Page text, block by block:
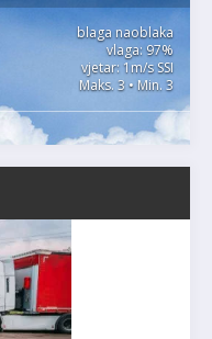
blaga naoblaka
vlaga: 97%
vjetar: 1m/s SSI
Maks. 3 • Min. 3